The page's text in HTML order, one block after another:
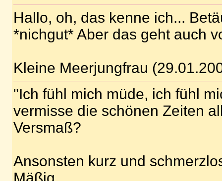
Hallo, oh, das kenne ich...
*nichgut* Aber das geht auch
Kleine Meerjungfrau
"Ich fühl mich müde, ich fühl
vermisse die schönen Zeiten
Versmaß?
Ansonsten kurz und